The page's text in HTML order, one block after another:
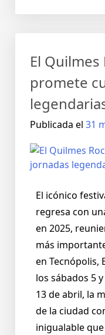
El Quilmes
promete
Publicada el 31
El icónico
regresa con
en 2025,
más
en Tecnópolis,
los sábados 5
13 de abril, la
de la ciudad
inigualable